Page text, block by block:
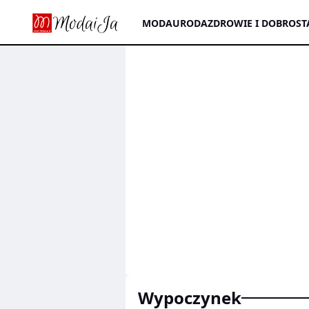
MODAURODAZDROWIE I
wypoczynek